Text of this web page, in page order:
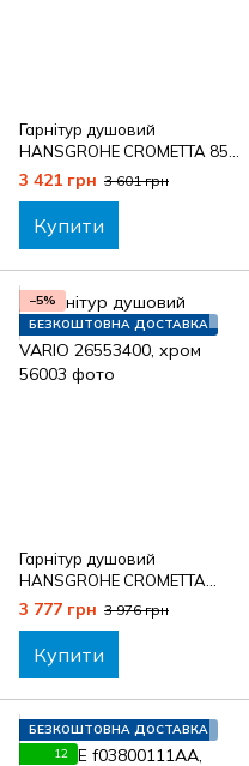
Гарнітур душовий
HANSGROHE CROMETTA 85
27729000
3 421 грн 3 601 грн
Купити
−5%
БЕЗКОШТОВНА ДОСТАВКА
Гарнітур душовий
HANSGROHE CROMETTA
VARIO 26553400, хром
3 777 грн 3 976 грн
Купити
БЕЗКОШТОВНА ДОСТАВКА
12